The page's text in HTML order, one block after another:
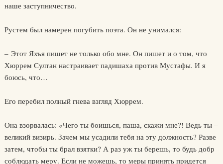
наше заступничество.
Рустем был намерен погубить поэта. Он не унимался:
– Этот Яхъя пишет не только обо мне. Он пишет и о том, что
Хюррем Султан настраивает падишаха против Мустафы. И я
боюсь, что…
Его перебил полный гнева взгляд Хюррем.
Она взорвалась: «Чего ты боишься, паша, скажи мне?! Ведь ты –
великий визирь. Зачем мы усадили тебя на эту должность? Разве
затем, чтобы ты брал взятки? А раз уж ты берешь, то будь добр
соблюдать меру. Если не можешь, то меры принять придется